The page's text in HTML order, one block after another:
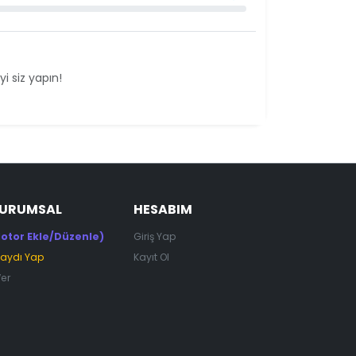
siz yapın!
Ekle/Düzenle)
Yap
HESABIM
Giriş Yap
Kayıt Ol